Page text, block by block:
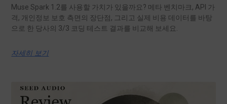
Muse Spark 1.2를 사용할 가치가 있을까요? 메타 벤치마크, API 가
격, 개인정보 보호 측면의 장단점, 그리고 실제 비용 데이터를 바탕
으로 한 당사의 3/3 코딩 테스트 결과를 비교해 보세요.
자세히 보기